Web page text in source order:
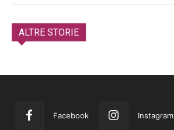
ALTRE STORIE
Facebook Instagram